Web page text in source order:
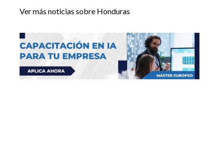
Ver más noticias sobre Honduras